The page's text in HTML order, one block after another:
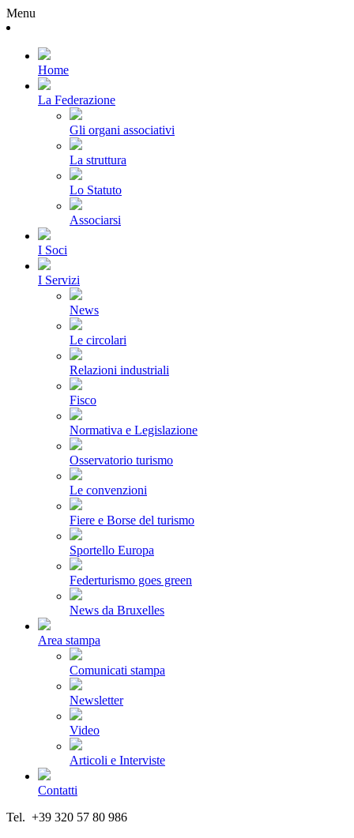
Menu
Home
La Federazione
Gli organi associativi
La struttura
Lo Statuto
Associarsi
I Soci
I Servizi
News
Le circolari
Relazioni industriali
Fisco
Normativa e Legislazione
Osservatorio turismo
Le convenzioni
Fiere e Borse del turismo
Sportello Europa
Federturismo goes green
News da Bruxelles
Area stampa
Comunicati stampa
Newsletter
Video
Articoli e Interviste
Contatti
Tel. +39 320 57 80 986